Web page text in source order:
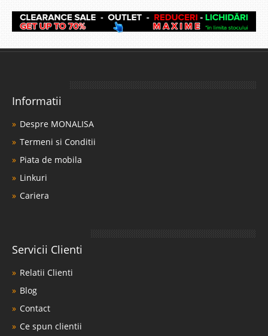
Informatii
Despre MONALISA
Termeni si Conditii
Piata de mobila
Linkuri
Cariera
Servicii Clienti
Relatii Clienti
Blog
Contact
Ce spun clientii